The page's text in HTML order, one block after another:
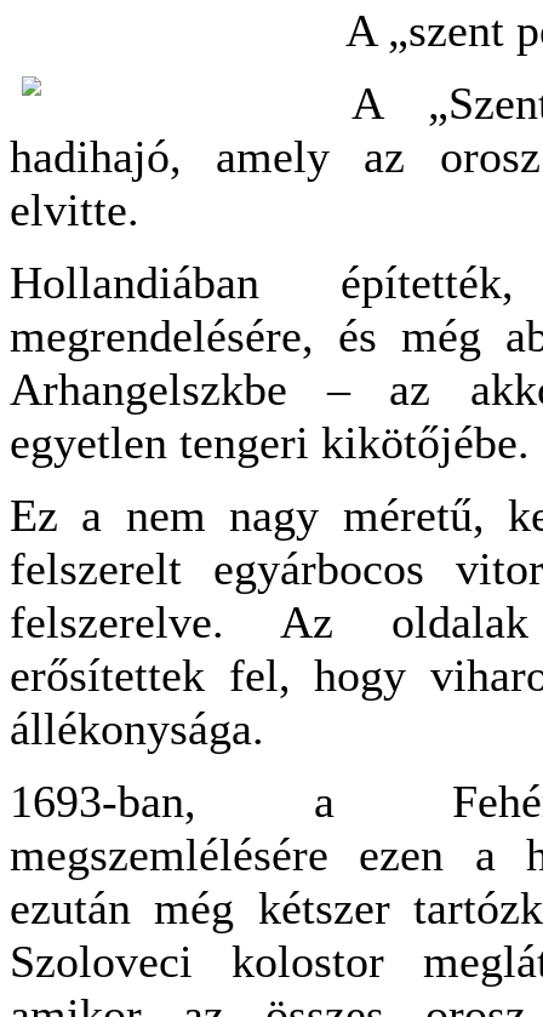
A „szent
A
hadihajó, amely az
elvitte.
Hollandiában
megrendelésére, és még
Arhangelszkbe – az
egyetlen tengeri kikötőjébe.
Ez a nem nagy méretű,
felszerelt egyárbocos
felszerelve. Az oldalak
erősítettek fel, hogy
állékonysága.
1693-ban, a Fehér-
megszemlélésére ezen
ezután még kétszer
Szoloveci kolostor